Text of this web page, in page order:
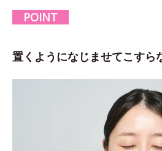
POINT
置くようになじませてこすら